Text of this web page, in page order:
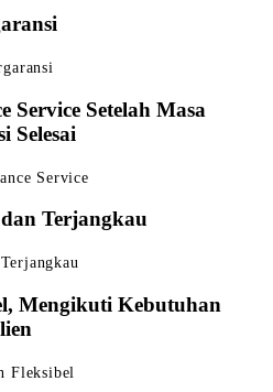
Setelah Masa
Selesai
Terjangkau
Mengikuti Kebutuhan